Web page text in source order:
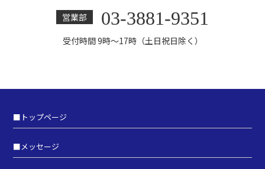
営業部 03-3881-9351
受付時間 9時～17時（土日祝日除く）
■ トップページ
■メッセージ